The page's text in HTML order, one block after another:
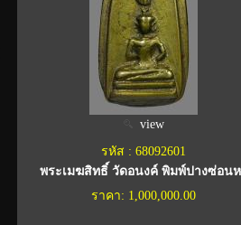
view
รหัส : 68092601
พระเมฆสิทธิ์ วัดอนงค์ พิมพ์ปางซ่อน
ราคา: 1,000,000.00